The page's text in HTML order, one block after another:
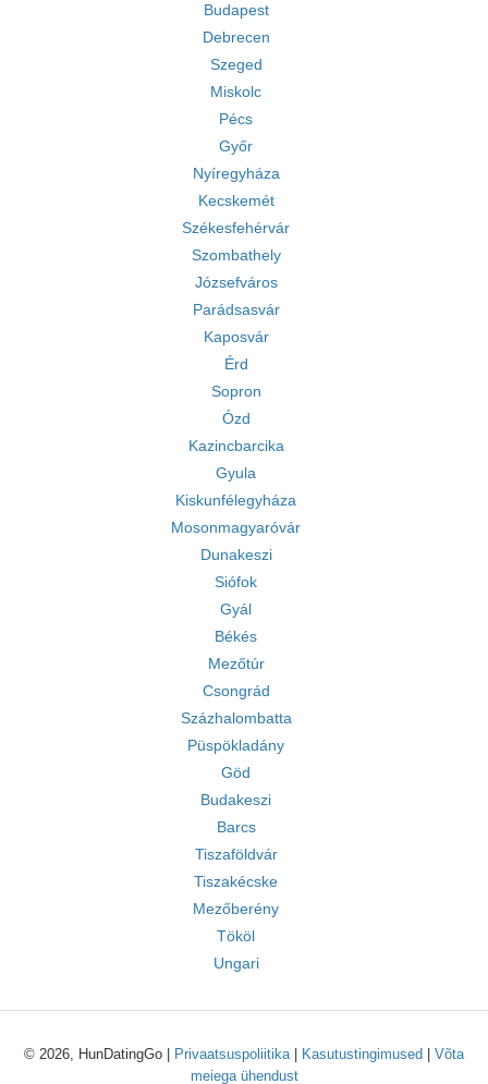
Budapest
Debrecen
Szeged
Miskolc
Pécs
Győr
Nyíregyháza
Kecskemét
Székesfehérvár
Szombathely
Józsefváros
Parádsasvár
Kaposvár
Érd
Sopron
Ózd
Kazincbarcika
Gyula
Kiskunfélegyháza
Mosonmagyaróvár
Dunakeszi
Siófok
Gyál
Békés
Mezőtúr
Csongrád
Százhalombatta
Püspökladány
Göd
Budakeszi
Barcs
Tiszaföldvár
Tiszakécske
Mezőberény
Tököl
Ungari
© 2026, HunDatingGo | Privaatsuspoliitika| Kasutustingimused
Võta
meiega ühendust